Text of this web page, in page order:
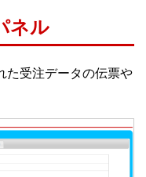
ネル
た受注データの伝票や